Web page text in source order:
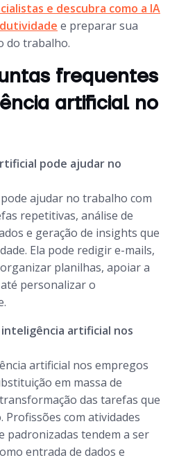
e descubra como a IA
e preparar sua
do trabalho.
frequentes
artificial no
pode ajudar no
ajudar no trabalho com
repetitivas, análise de
e geração de insights que
Ela pode redigir e-mails,
planilhas, apoiar a
personalizar o
artificial nos
artificial nos empregos
em massa de
das tarefas que
Profissões com atividades
padronizadas tendem a ser
entrada de dados e